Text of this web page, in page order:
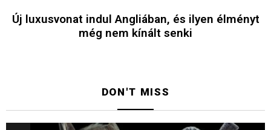
Új luxusvonat indul Angliában, és ilyen élményt
még nem kínált senki
DON'T MISS